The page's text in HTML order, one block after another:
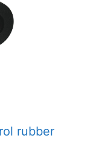
rubber